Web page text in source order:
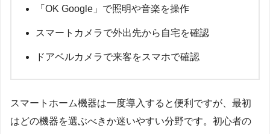
「OK Google」で照明や音楽を操作
スマートカメラで外出先から自宅を確認
ドアベルカメラで来客をスマホで確認
スマートホーム機器は一度導入すると便利ですが、最初
はどの機器を選ぶべきか迷いやすい分野です。初心者の